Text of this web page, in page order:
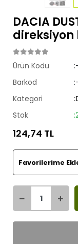
DACIA
direksiyon
Ürün Kodu
Barkod
Kategori
Stok
124,74 TL
Favorilerime